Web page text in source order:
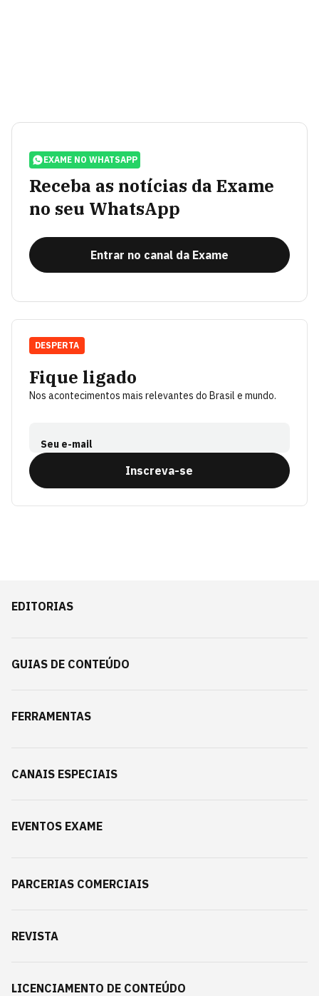
EXAME NO WHATSAPP
Receba as notícias da Exame
no seu WhatsApp
Entrar no canal da Exame
Fique ligado
Nos acontecimentos mais relevantes do Brasil e mundo.
Seu e-mail
Inscreva-se
DESPERTA
EDITORIAS
GUIAS DE CONTEÚDO
FERRAMENTAS
CANAIS ESPECIAIS
EVENTOS EXAME
PARCERIAS COMERCIAIS
REVISTA
LICENCIAMENTO DE CONTEÚDO